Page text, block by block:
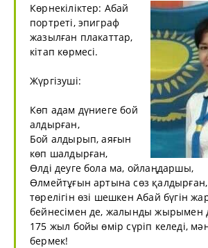
Көрнекіліктер: Абай
портреті, эпиграф
жазылған плакаттар,
кітап көрмесі.
Жүргізуші:
Көп адам дүниеге бой
алдырған,
Бой алдырып, аяғын
көп шалдырған,
Өлді деуге бола ма, ойлаңдаршы,
Өлмейтұғын артына сөз
төрелігін өзі шешкен Абай бүгін
бейнесімен де, жалынды жырымен
175 жыл бойы өмір сүріп келеді,
бермек!